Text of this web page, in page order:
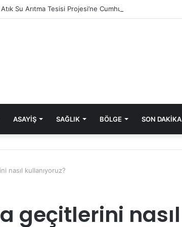
Su Arıtma Tesisi Projesi’ne Cumhurbaşkanlığı onayı
ASAYIŞ SAĞLIK BÖLGE SON DAKIKA
nasıl kullanıyoruz?
geçitlerini nasıl